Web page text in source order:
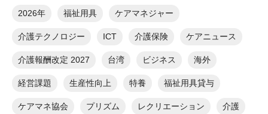
2026年 福祉用具 ケアマネジャー
介護テクノロジー ICT 介護保険 ケアニュース
介護報酬改定 2027 台湾 ビジネス 海外
経営課題 生産性向上 特養 福祉用具貸与
ケアマネ協会 プリズム レクリエーション 介護